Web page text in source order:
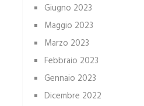
Giugno 2023
Maggio 2023
Marzo 2023
Febbraio 2023
Gennaio 2023
Dicembre 2022